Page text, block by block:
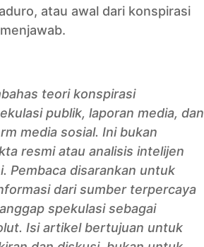
atau awal dari konspirasi
teori konspirasi
publik, laporan media, dan
media sosial. Ini bukan
resmi atau analisis intelijen
Pembaca disarankan untuk
dari sumber terpercaya
spekulasi sebagai
Isi artikel bertujuan untuk